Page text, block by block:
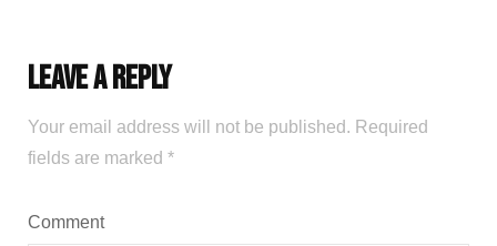
Leave a Reply
Your email address will not be published. Required
fields are marked *
Comment